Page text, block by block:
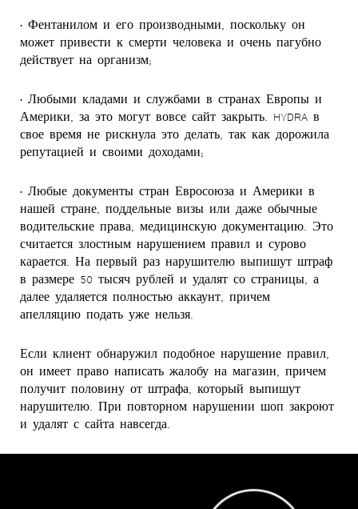
• Фентанилом и его производными, поскольку он
может привести к смерти человека и очень пагубно
действует на организм;
• Любыми кладами и службами в странах Европы и
Америки, за это могут вовсе сайт закрыть. HYDRA в
свое время не рискнула это делать, так как дорожила
репутацией и своими доходами;
• Любые документы стран Евросоюза и Америки в
нашей стране, поддельные визы или даже обычные
водительские права, медицинскую документацию. Это
считается злостным нарушением правил и сурово
карается. На первый раз нарушителю выпишут штраф
в размере 50 тысяч рублей и удалят со страницы, а
далее удаляется полностью аккаунт, причем
апелляцию подать уже нельзя.
Если клиент обнаружил подобное нарушение правил,
он имеет право написать жалобу на магазин, причем
получит половину от штрафа, который выпишут
нарушителю. При повторном нарушении шоп закроют
и удалят с сайта навсегда.